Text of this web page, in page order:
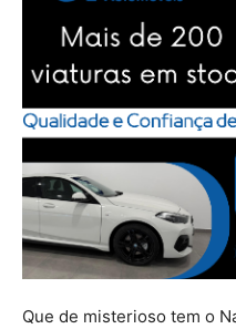
Que de misterioso tem o